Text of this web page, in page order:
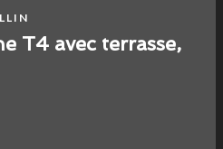
T4 avec terrasse,